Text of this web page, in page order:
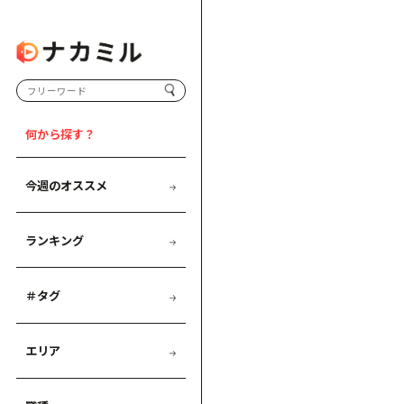
何から探す？
今週のオススメ
ランキング
＃タグ
エリア